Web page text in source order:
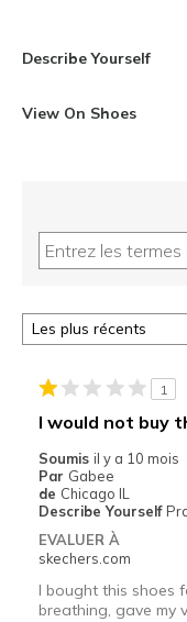
Describe Yourself
View On Shoes
1
I would not buy
Soumis il y a 10 mois
Par Gabee
de Chicago IL
Describe Yourself
EVALUER À
skechers.com
I bought this shoes
breathing, gave my